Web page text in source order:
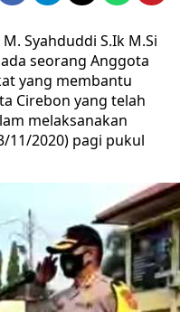
Syahduddi S.Ik M.Si
seorang Anggota
yang membantu
Cirebon yang telah
melaksanakan
11/2020) pagi pukul